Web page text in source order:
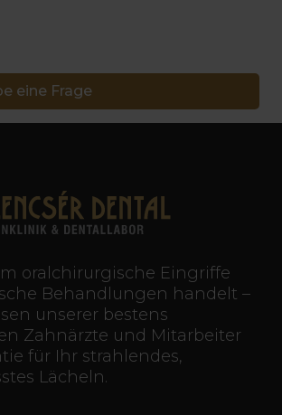
eine Frage
oralchirurgische Eingriffe
Behandlungen handelt –
unserer bestens
Zahnärzte und Mitarbeiter
für Ihr strahlendes,
Lächeln.